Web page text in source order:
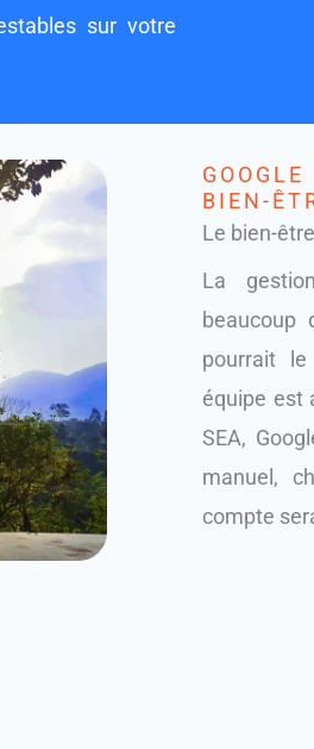
sur votre
BIEN-
Le bien-
La
beaucoup
pourrait
équipe est
SEA,
manuel,
compte